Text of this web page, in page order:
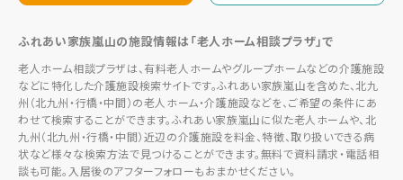
ふれあい家族嵐山の施設情報は「老人ホーム相談プラザ」で
老人ホーム相談プラザは、有料老人ホームやグループホームなどの介護施設
などに特化した介護施設検索サイトです。ふれあい家族嵐山を含めた、北九
州（北九州・行橋・中間）の老人ホーム・介護施設などを、ご希望の条件にあ
わせて検索することができます。ふれあい家族嵐山に似た老人ホームや、北
九州（北九州・行橋・中間）近辺の介護施設を料金、特徴、取り扱いできる病
状など様々な検索方法で見つけることができます。無料で資料請求・電話相
談も可能。入居後のアフターフォローもおまかせください。